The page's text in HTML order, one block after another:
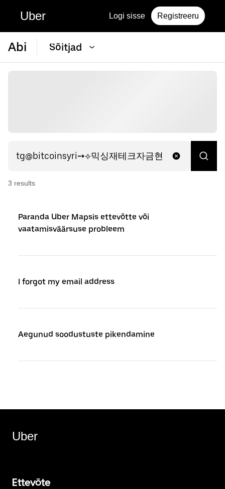
Uber Logi sisse Registreeru
Abi Sõitjad
3 results
Paranda Uber Mapsis ettevõtte või
vaatamisväärsuse probleem
I forgot my email address
Aegunud soodustuste pikendamine
Uber
Ettevõte